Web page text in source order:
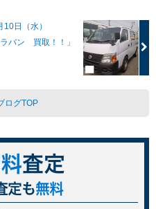
日（水）
バン 買取！！」
ログTOP
査定
定も無料